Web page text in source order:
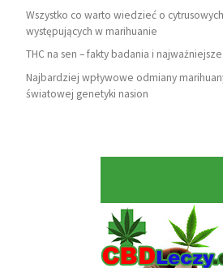
Wszystko co warto wiedzieć o
występujących w marihuanie
THC na sen – fakty badania i
Najbardziej wpływowe odmiany
światowej genetyki nasion